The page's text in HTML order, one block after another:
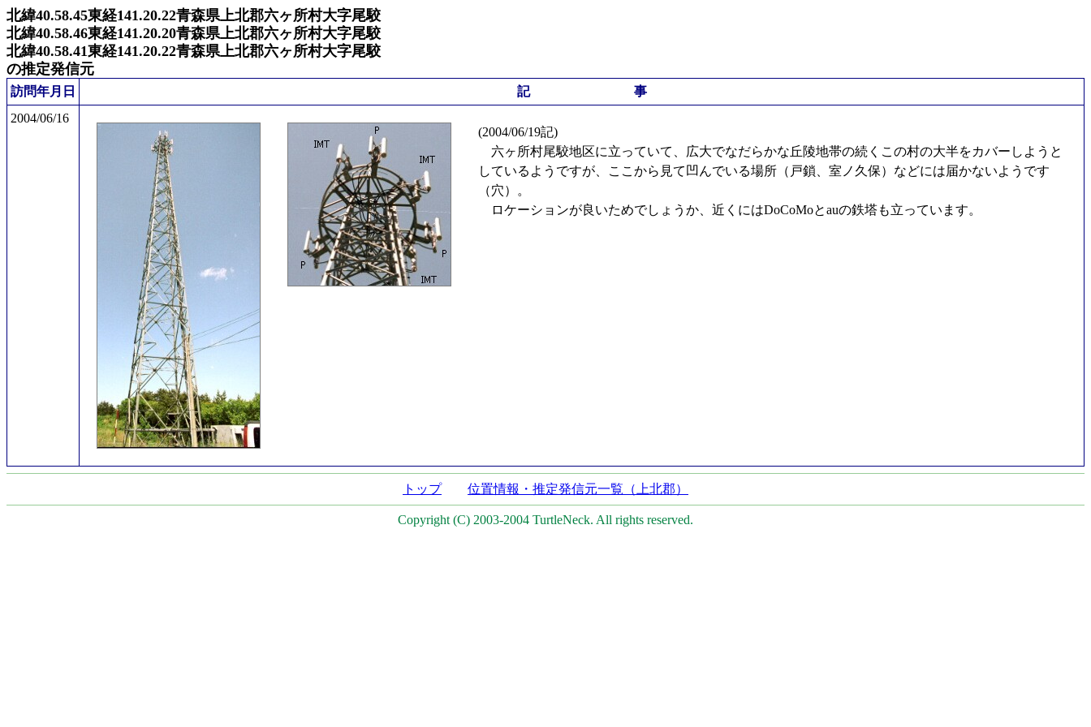
北緯40.58.45東経141.20.22青森県上北郡六ヶ所村大字尾駮
北緯40.58.46東経141.20.20青森県上北郡六ヶ所村大字尾駮
北緯40.58.41東経141.20.22青森県上北郡六ヶ所村大字尾駮
の推定発信元
訪問年月日
記 事
2004/06/16
(2004/06/19記)
六ヶ所村尾駮地区に立っていて、広大でなだらかな丘陵地帯の続くこの村の大半をカバーしようと
しているようですが、ここから見て凹んでいる場所（戸鎖、室ノ久保）などには届かないようです
（穴）。
ロケーションが良いためでしょうか、近くにはDoCoMoとauの鉄塔も立っています。
トップ 位置情報・推定発信元一覧（上北郡）
Copyright (C) 2003-2004 TurtleNeck. All rights reserved.